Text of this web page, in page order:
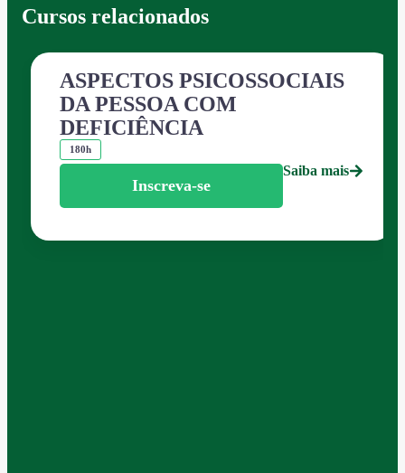
Cursos relacionados
ASPECTOS PSICOSSOCIAIS
DA PESSOA COM
DEFICIÊNCIA
180h
Inscreva-se
Saiba mais